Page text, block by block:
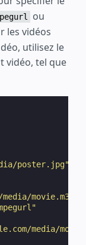
ou
les vidéos
utilisez le
vidéo, tel que
poster.jpg"
movie.m3u8"
media/